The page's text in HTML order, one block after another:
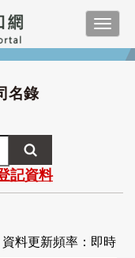
名錄
記資料
資料更新頻率：即時